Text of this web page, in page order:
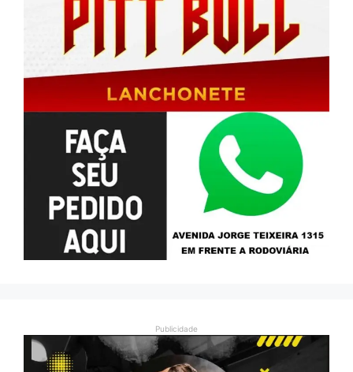
Publicidade